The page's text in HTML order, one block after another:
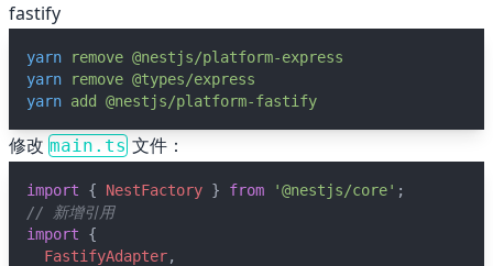
fastify
yarn remove @nestjs/platform-express
yarn
remove @types/express
yarn add @nestjs/platform-fastify
修改 main.ts 文件：
import { NestFactory } from '@nestjs/core' ;
// 新增引用
import {
FastifyAdapter,